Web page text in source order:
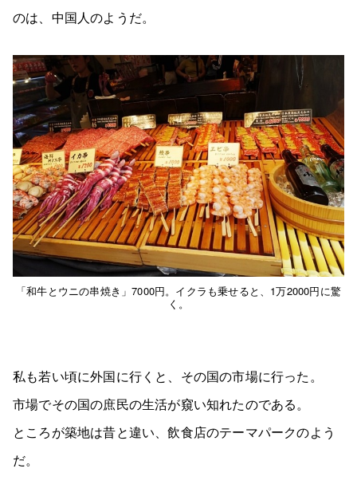
のは、中国人のようだ。
「和牛とウニの串焼き」7000円。イクラも乗せると、1万2000円に驚
く。
私も若い頃に外国に行くと、その国の市場に行った。
市場でその国の庶民の生活が窺い知れたのである。
ところが築地は昔と違い、飲食店のテーマパークのよう
だ。